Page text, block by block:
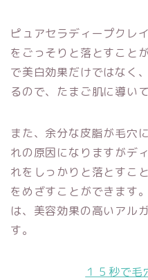
ピュアセラディープクレ
をごっそりと落とすこと
で美白効果だけではなく
るので、たまご肌に導い
また、余分な皮脂が毛穴
れの原因になりますがデ
れをしっかりと落とすこ
をめざすことができます。
は、美容効果の高いアル
す。
１５秒で毛